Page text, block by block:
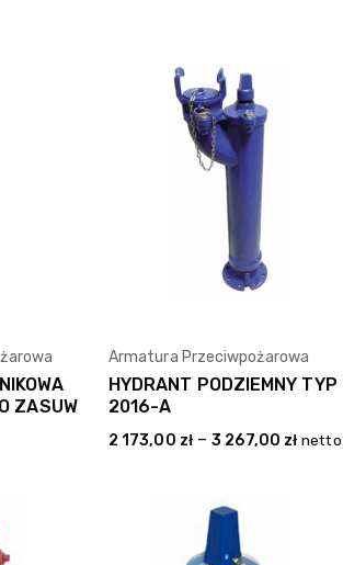
ZASUW
Armatura Przeciwpożarowa
HYDRANT PODZIEMNY TYP
2016-A
2 173,00 zł – 3 267,00 zł netto